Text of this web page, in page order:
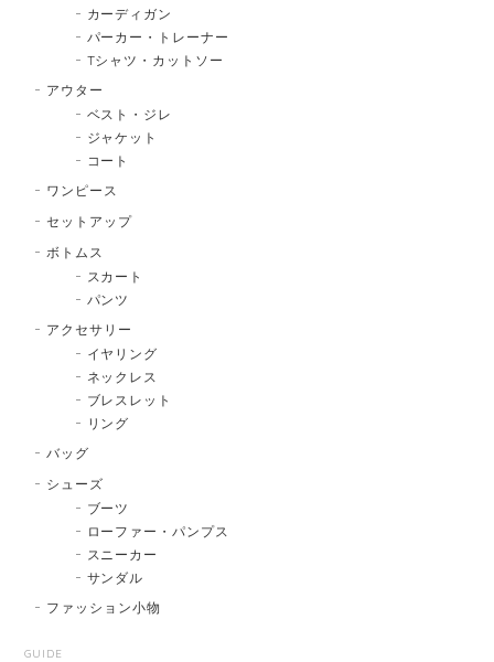
カーディガン
パーカー・トレーナー
Tシャツ・カットソー
アウター
ベスト・ジレ
ジャケット
コート
ワンピース
セットアップ
ボトムス
スカート
パンツ
アクセサリー
イヤリング
ネックレス
ブレスレット
リング
バッグ
シューズ
ブーツ
ローファー・パンプス
スニーカー
サンダル
ファッション小物
GUIDE